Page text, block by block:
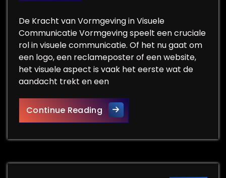
De Kracht van Vormgeving in Visuele
Communicatie Vormgeving speelt een cruciale
rol in visuele communicatie. Of het nu gaat om
een logo, een reclameposter of een website,
het visuele aspect is vaak het eerste wat de
aandacht trekt en een
Continue ReadingDe Essentie van